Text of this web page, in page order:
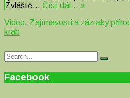
Zvláště… Číst dál… »
Video, Zajímavosti a zázraky
krab
Search
for:
Search
Facebook